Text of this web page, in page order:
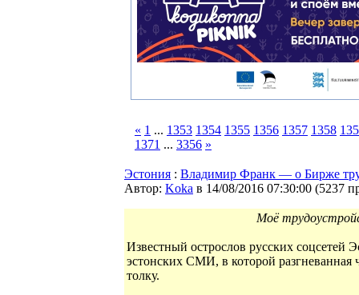
« 1 ... 1353 1354 1355 1356 1357 1358
1371 ... 3356 »
Эстония : Владимир Франк — о Бирже
Автор: Koka в 14/08/2016 07:30:00 (5237
Моё
Известный острослов русских
эстонских СМИ, в которой разгневанная
толку.